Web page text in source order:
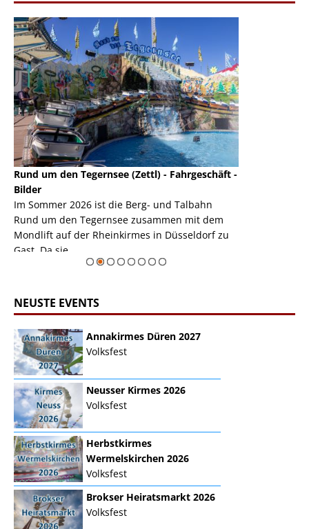
Rund um den Tegernsee (Zettl) - Fahrgeschäft -
Bilder
Im Sommer 2026 ist die Berg- und Talbahn
Rund um den Tegernsee zusammen mit dem
Mondlift auf der Rheinkirmes in Düsseldorf zu
Gast. Da sie ...
NEUSTE EVENTS
Annakirmes Düren 2027
Volksfest
Neusser Kirmes 2026
Volksfest
Herbstkirmes
Wermelskirchen 2026
Volksfest
Brokser Heiratsmarkt 2026
Volksfest